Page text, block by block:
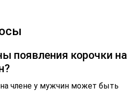
появления корочки на
члене у мужчин может быть